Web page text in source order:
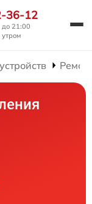
36-12
до 21:00
утром